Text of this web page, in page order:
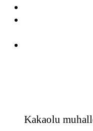
Kakaolu